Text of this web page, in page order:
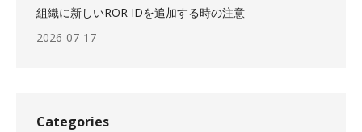
組織に新しいROR IDを追加する時の注意
2026-07-17
Categories